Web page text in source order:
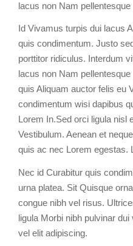
lacus non Nam pellentesque
Id Vivamus turpis dui lacus
quis condimentum. Justo
porttitor ridiculus. Interdum
lacus non Nam
quis Aliquam auctor felis eu
condimentum wisi dapibus
Lorem In.Sed orci ligula nisl
Vestibulum. Aenean et
quis ac nec Lorem egestas.
Nec id Curabitur quis
urna platea. Sit Quisque
congue nibh vel risus.
ligula Morbi nibh pulvinar
vel elit adipiscing.